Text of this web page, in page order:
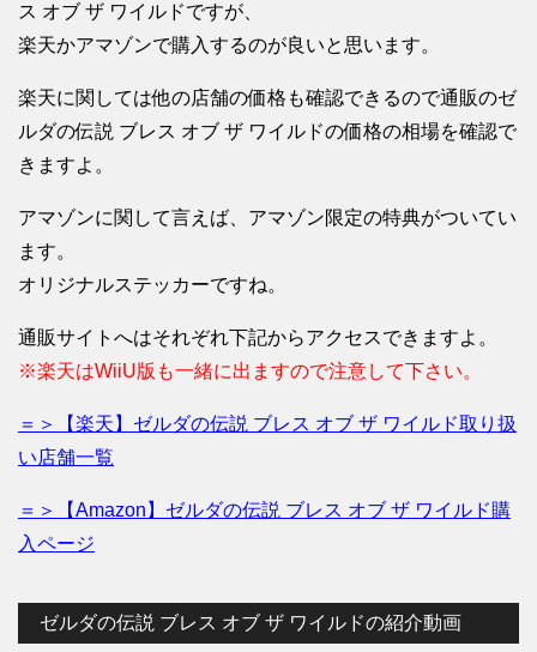
ス オブ ザ ワイルドですが、
楽天かアマゾンで購入するのが良いと思います。
楽天に関しては他の店舗の価格も確認できるので通販のゼ
ルダの伝説 ブレス オブ ザ ワイルドの価格の相場を確認で
きますよ。
アマゾンに関して言えば、アマゾン限定の特典がついてい
ます。
オリジナルステッカーですね。
通販サイトへはそれぞれ下記からアクセスできますよ。
※楽天はWiiU版も一緒に出ますので注意して下さい。
＝＞【楽天】ゼルダの伝説 ブレス オブ ザ ワイルド取り扱
い店舗一覧
＝＞【Amazon】ゼルダの伝説 ブレス オブ ザ ワイルド購
入ページ
ゼルダの伝説 ブレス オブ ザ ワイルドの紹介動画